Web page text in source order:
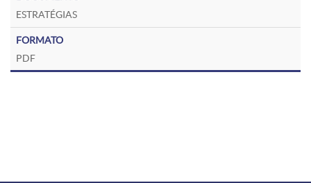
ESTRATÉGIAS
PDF